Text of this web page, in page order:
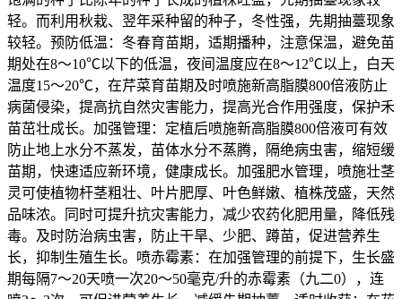
轻。而利用秋栽、翌年采种留的种子，冬性强，先期抽薹现象
较轻。预防低温：冬春育苗期，适期播种，注意保温，避免苗
期处在8～10℃以下的低温，夜间温度应在8～12℃以上，白天
温度15～20℃，在芹菜育苗期及时喷施新高脂膜800倍液防止
病菌侵染，提高抗自然灾害能力，提高光合作用强度，保护禾
苗茁壮成长。加强管理：定植后喷施新高脂膜800倍液可有效
防止地上水分不蒸发，苗体水分不蒸腾，隔绝病虫害，缩短缓
苗期，快速适应新环境，健康成长。加强肥水管理，喷施壮茎
灵可使植物杆茎粗壮、叶片肥厚、叶色鲜嫩、植株茂盛，天然
品味浓。同时可提升抗灾害能力，减少农药化肥用量，降低残
毒。及时防治病虫害，防止干旱、少肥、蹲苗，促进营养生
长，抑制生殖生长。喷赤霉素：在加强管理的前提下，生长盛
期每隔7～20天喷一次20～50毫克/升的赤霉素（九二0），连